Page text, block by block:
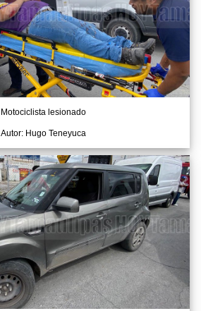
Motociclista lesionado
Autor: Hugo Teneyuca